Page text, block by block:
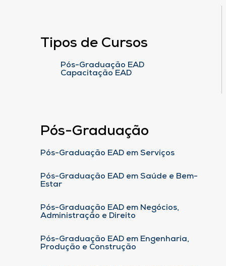
Tipos de Cursos
Pós-Graduação EAD
Capacitação EAD
Pós-Graduação
Pós-Graduação EAD em Serviços
Pós-Graduação EAD em Saúde e Bem-
Estar
Pós-Graduação EAD em Negócios,
Administração e Direito
Pós-Graduação EAD em Engenharia,
Produção e Construção